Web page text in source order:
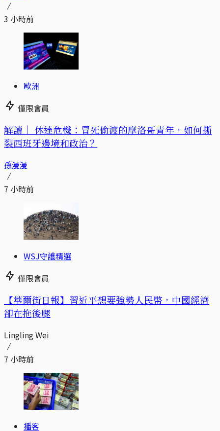
3 小時前
歐洲
僅限會員
解讀｜ 休達危機：冒死偷渡的摩洛哥青年，如何撕
裂西班牙邊境和政治？
孫漫漫
7 小時前
WSJ守護精選
僅限會員
【華爾街日報】習近平想要強勢人民幣，中國經濟
卻在拖後腿
Lingling Wei
7 小時前
播客